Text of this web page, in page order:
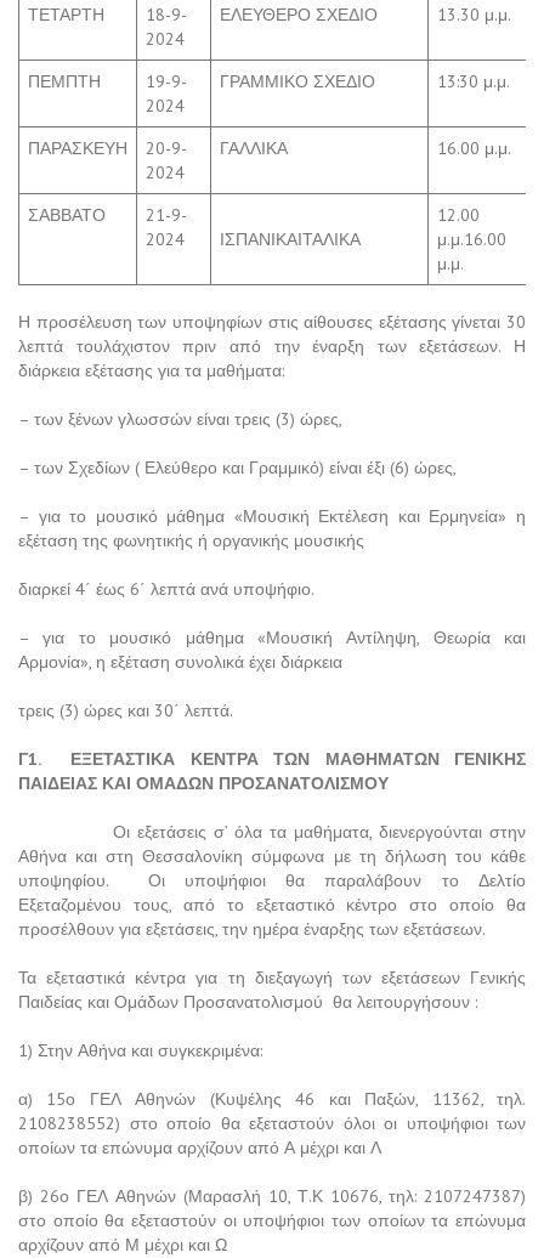
ΤΕΤΑΡΤΗ
18-9-
2024
ΕΛΕΥΘΕΡΟ ΣΧΕΔΙΟ 13.30 μ.μ.
ΠΕΜΠΤΗ
19-9-
2024
ΓΡΑΜΜΙΚΟ ΣΧΕΔΙΟ 13:30 μ.μ.
ΠΑΡΑΣΚΕΥΗ
20-9-
2024
ΓΑΛΛΙΚΑ 16.00 μ.μ.
ΣΑΒΒΑΤΟ
21-9-
2024
ΙΣΠΑΝΙΚΑΙΤΑΛΙΚΑ
12.00
μ.μ.16.00
μ.μ.
Η προσέλευση των υποψηφίων στις αίθουσες εξέτασης γίνεται 30
λεπτά τουλάχιστον πριν από την έναρξη των εξετάσεων. Η
διάρκεια εξέτασης για τα μαθήματα:
– των ξένων γλωσσών είναι τρεις (3) ώρες,
– των Σχεδίων ( Ελεύθερο και Γραμμικό) είναι έξι (6) ώρες,
– για το μουσικό μάθημα «Μουσική Εκτέλεση και Ερμηνεία» η
εξέταση της φωνητικής ή οργανικής μουσικής
διαρκεί 4΄ έως 6΄ λεπτά ανά υποψήφιο.
– για το μουσικό μάθημα «Μουσική Αντίληψη, Θεωρία και
Αρμονία», η εξέταση συνολικά έχει διάρκεια
τρεις (3) ώρες και 30΄ λεπτά.
Γ1. ΕΞΕΤΑΣΤΙΚΑ ΚΕΝΤΡΑ ΤΩΝ ΜΑΘΗΜΑΤΩΝ ΓΕΝΙΚΗΣ
ΠΑΙΔΕΙΑΣ ΚΑΙ ΟΜΑΔΩΝ ΠΡΟΣΑΝΑΤΟΛΙΣΜΟΥ
Οι εξετάσεις σ’ όλα τα μαθήματα, διενεργούνται στην
Αθήνα και στη Θεσσαλονίκη σύμφωνα με τη δήλωση του κάθε
υποψηφίου. Οι υποψήφιοι θα παραλάβουν το Δελτίο
Εξεταζομένου τους, από το εξεταστικό κέντρο στο οποίο θα
προσέλθουν για εξετάσεις, την ημέρα έναρξης των εξετάσεων.
Τα εξεταστικά κέντρα για τη διεξαγωγή των εξετάσεων Γενικής
Παιδείας και Ομάδων Προσανατολισμού θα λειτουργήσουν :
1) Στην Αθήνα και συγκεκριμένα:
α) 15ο ΓΕΛ Αθηνών (Κυψέλης 46 και Παξών, 11362, τηλ.
2108238552) στο οποίο θα εξεταστούν όλοι οι υποψήφιοι των
οποίων τα επώνυμα αρχίζουν από Α μέχρι και Λ
β) 26ο ΓΕΛ Αθηνών (Μαρασλή 10, Τ.Κ 10676, τηλ: 2107247387)
στο οποίο θα εξεταστούν οι υποψήφιοι των οποίων τα επώνυμα
αρχίζουν από Μ μέχρι και Ω